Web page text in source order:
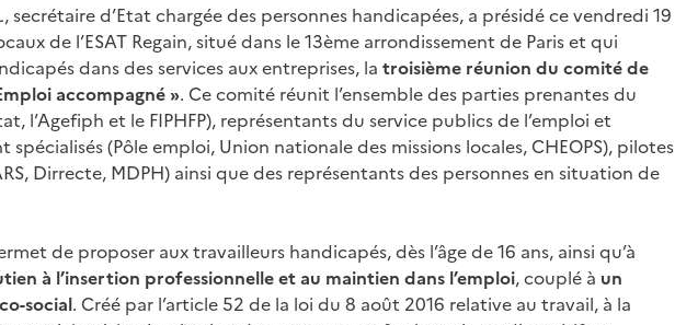
secrétaire d’Etat chargée des personnes handicapées, a présidé ce vendredi 19
de l’ESAT Regain, situé dans le 13ème arrondissement de Paris et qui
dans des services aux entreprises, la troisième réunion du comité de
accompagné ». Ce comité réunit l’ensemble des parties prenantes du
l’Agefiph et le FIPHFP), représentants du service publics de l’emploi et
(Pôle emploi, Union nationale des missions locales, CHEOPS), pilotes
Dirrecte, MDPH) ainsi que des représentants des personnes en situation de
de proposer aux travailleurs handicapés, dès l’âge de 16 ans, ainsi qu’à
à l’insertion professionnelle et au maintien dans l’emploi, couplé à un
social. Créé par l’article 52 de la loi du 8 août 2016 relative au travail, à la